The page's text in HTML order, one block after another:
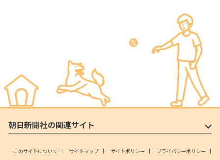
朝日新聞社の関連サイト
このサイトについて サイトマップ サイトポリシー プライバシーポリシー